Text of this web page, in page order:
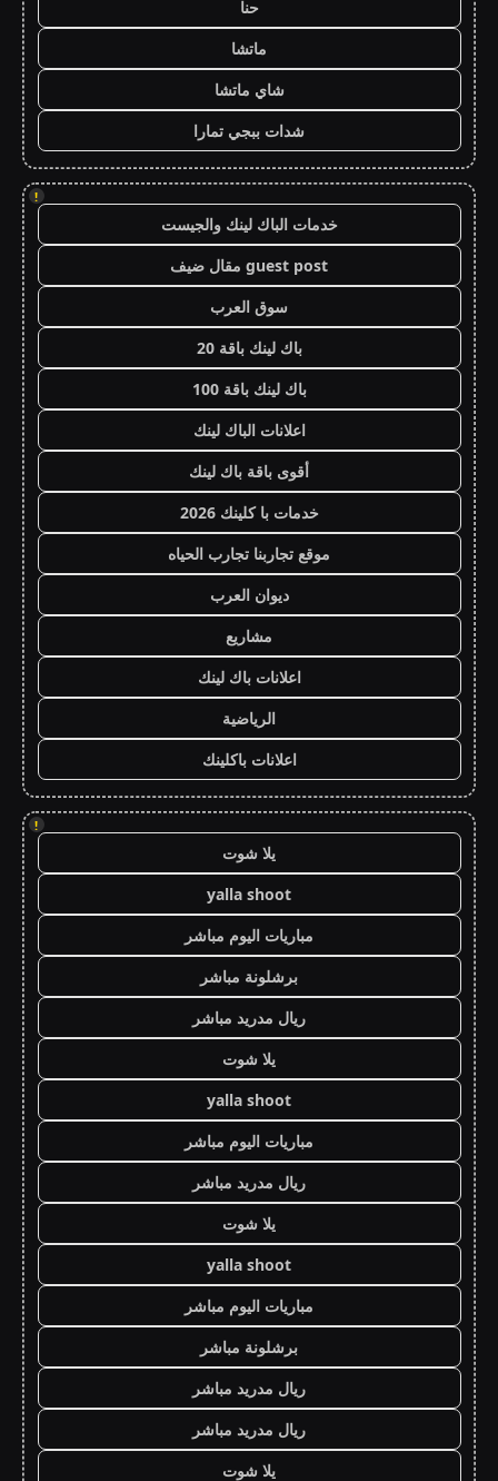
حنا
ماتشا
شاي ماتشا
شدات ببجي تمارا
!
خدمات الباك لينك والجيست
guest post مقال ضيف
سوق العرب
باك لينك باقة 20
باك لينك باقة 100
اعلانات الباك لينك
أقوى باقة باك لينك
خدمات با كلينك 2026
موقع تجاربنا تجارب الحياه
ديوان العرب
مشاريع
اعلانات باك لينك
الرياضية
اعلانات باكلينك
!
يلا شوت
yalla shoot
مباريات اليوم مباشر
برشلونة مباشر
ريال مدريد مباشر
يلا شوت
yalla shoot
مباريات اليوم مباشر
ريال مدريد مباشر
يلا شوت
yalla shoot
مباريات اليوم مباشر
برشلونة مباشر
ريال مدريد مباشر
ريال مدريد مباشر
يلا شوت